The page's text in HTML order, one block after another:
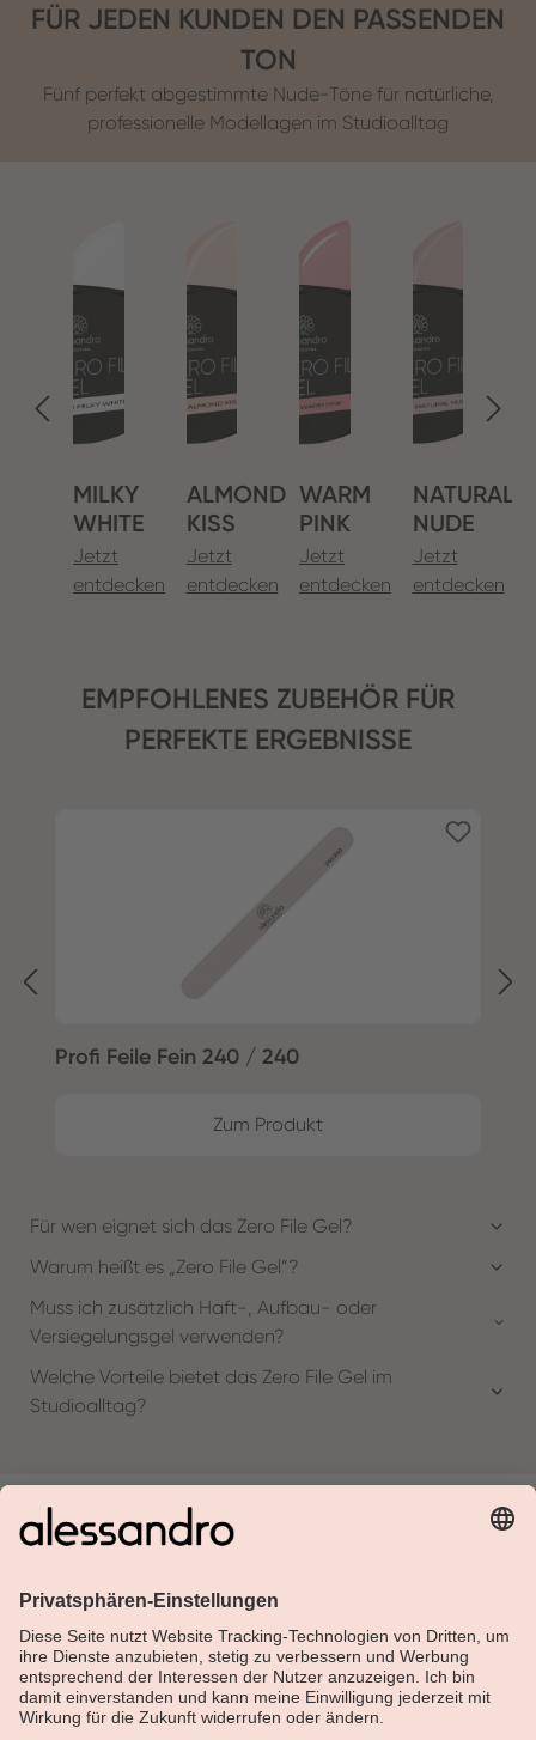
FÜR JEDEN KUNDEN DEN PASSENDEN
TON
Fünf perfekt abgestimmte Nude-Töne für natürliche,
professionelle Modellagen im Studioalltag
MILKY
WHITE
Jetzt
entdecken
ALMOND
KISS
Jetzt
entdecken
WARM
PINK
Jetzt
entdecken
NATURAL
NUDE
Jetzt
entdecken
EMPFOHLENES ZUBEHÖR FÜR
PERFEKTE ERGEBNISSE
Profi Feile Fein 240 / 240
Zum Produkt
Für wen eignet sich das Zero File Gel?
Warum heißt es „Zero File Gel“?
Muss ich zusätzlich Haft-, Aufbau- oder
Versiegelungsgel verwenden?
Welche Vorteile bietet das Zero File Gel im
Studioalltag?
Über Alessandro
Shop